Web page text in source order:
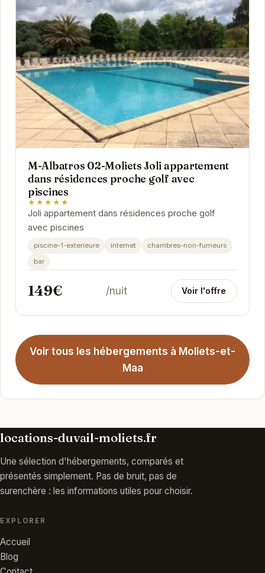
M-Albatros 02-Moliets Joli appartement
dans résidences proche golf avec
piscines
★★★★★
Joli appartement dans résidences proche golf
avec piscines
piscine-1-exterieure internet
chambres-non-fumeurs
bar
149€ /nuit Voir l'offre
Voir tous les hébergements à Moliets-et-
Maa
locations-duvail-moliets.fr
Une sélection d'hébergements, comparés et
présentés simplement. Pas de bruit, pas de
surenchère : les informations utiles pour choisir.
EXPLORER
Accueil
Blog